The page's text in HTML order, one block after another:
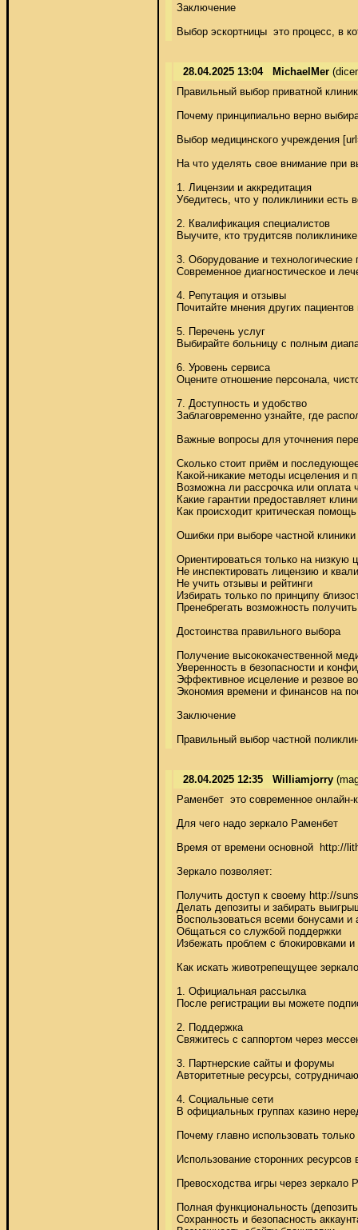
Заключение
Выбор эскортницы  это процесс, в
28.04.2025 13:04 MichaelMer
Правильный выбор приватной
Почему принципиально верно
Выбор медицинского учреждения
На что уделять свое внимание при
1. Лицензии и аккредитация
Убедитесь, что у поликлиники
2. Квалификация специалистов
Выучите, кто трудитсяв
3. Оборудование и
Современное диагностическое и
4. Репутация и отзывы
Почитайте мнения других
5. Перечень услуг
Выбирайте больницу с полным
6. Уровень сервиса
Оцените отношение персонала,
7. Доступность и удобство
Заблаговременно узнайте, где
Важные вопросы для уточнения
Сколько стоит приём и
Какой-никакие методы исцеления и
Возможна ли рассрочка или
Какие гарантии предоставляет
Как происходит критическая
Ошибки при выборе частной клиники
Ориентироваться только на низкую
Не инспектировать лицензию и
Не учить отзывы и рейтинги
Избирать только по принципу
Пренебрегать возможность
Достоинства правильного выбора
Получение высококачественной
Уверенность в безопасности и
Эффективное исцеление и резвое
Экономия времени и финансов на
Заключение
Правильный выбор частной
28.04.2025 12:35 Williamjorry
Раменбет  это современное
Для чего надо зеркало Раменбет
Время от времени основной  http://
Зеркало позволяет:
Получить доступ к своему http://
Делать депозиты и забирать
Воспользоваться всеми бонусами и
Общаться со службой поддержки
Избежать проблем с блокировками
Как искать животрепещущее
1. Официальная рассылка
После регистрации вы можете
2. Поддержка
Свяжитесь с саппортом через
3. Партнерские сайты и форумы
Авторитетные ресурсы,
4. Социальные сети
В официальных группах казино
Почему главно использовать
Использование сторонних
Превосходства игры через зеркало
Полная функциональность
Сохранность и безопасность